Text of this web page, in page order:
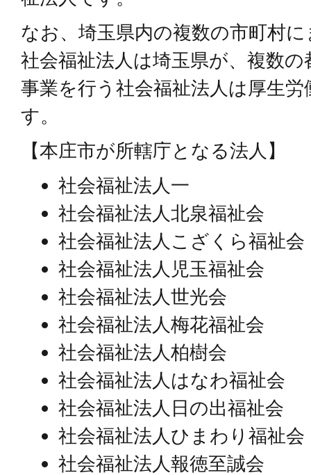
なお、埼玉県内の複数の市町村
社会福祉法人は埼玉県が、複数
事業を行う社会福祉法人は厚生
す。
【本庄市が所轄庁となる法人】
社会福祉法人一
社会福祉法人北泉福祉会
社会福祉法人こざくら福祉会
社会福祉法人児玉福祉会
社会福祉法人世光会
社会福祉法人梅花福祉会
社会福祉法人柏樹会
社会福祉法人はなわ福祉会
社会福祉法人日の出福祉会
社会福祉法人ひまわり福祉会
社会福祉法人報徳至誠会